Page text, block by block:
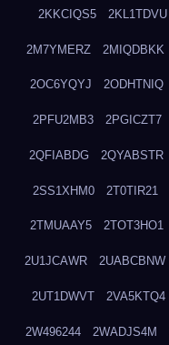
2KKCIQS5 2KL1TDVU
2M7YMERZ 2MIQDBKK
2OC6YQYJ 2ODHTNIQ
2PFU2MB3 2PGICZT7
2QFIABDG 2QYABSTR
2SS1XHM0 2T0TIR21
2TMUAAY5 2TOT3HO1
2U1JCAWR 2UABCBNW
2UT1DWVT 2VA5KTQ4
2W496244 2WADJS4M